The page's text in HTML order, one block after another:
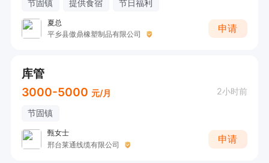
节固镇 提供食宿 节日福利
夏总
平乡县傲鼎橡塑制品有限公司
申请
库管
3000-5000 元/月 2小时前
节固镇
甄女士
邢台莱通线缆有限公司
申请